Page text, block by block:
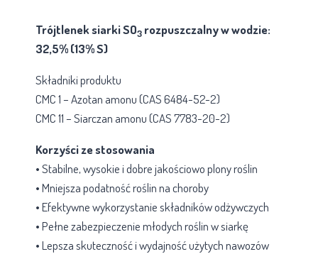
Trójtlenek siarki SO3 rozpuszczalny w wodzie:
32,5% (13% S)
Składniki produktu
CMC 1 – Azotan amonu (CAS 6484-52-2)
CMC 11 – Siarczan amonu (CAS 7783-20-2)
Korzyści ze stosowania
• Stabilne, wysokie i dobre jakościowo plony roślin
• Mniejsza podatność roślin na choroby
• Efektywne wykorzystanie składników odżywczych
• Pełne zabezpieczenie młodych roślin w siarkę
• Lepsza skuteczność i wydajność użytych nawozów